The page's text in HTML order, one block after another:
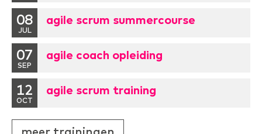
08
JUL
agile scrum summercourse
07
SEP
agile coach opleiding
12
OCT
agile scrum training